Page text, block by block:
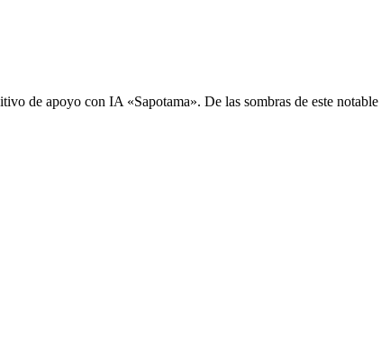
de apoyo con IA «Sapotama». De las sombras de este notable